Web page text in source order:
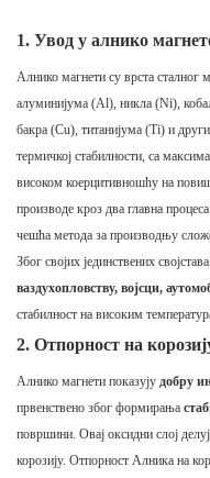
1. Увод у алнико
Алнико магнети су врста сталног
алуминијума (Al), никла (Ni),
бакра (Cu), титанијума (Ti) и
термичкој стабилности, са
високом коерцитивношћу на
производе кроз два главна
чешћа метода за производњу
Због својих јединствених
ваздухопловству, војсци,
стабилност на високим
2. Отпорност на
Алнико магнети показују добру
првенствено због формирања
површини. Овај оксидни слој
корозију. Отпорност Алника на